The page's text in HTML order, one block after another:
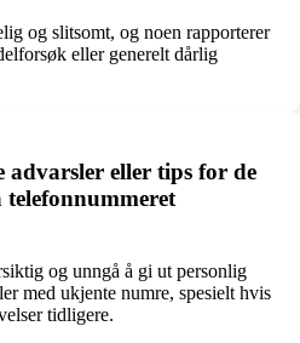
og slitsomt, og noen rapporterer
eller generelt dårlig
advarsler eller tips for de
og unngå å gi ut personlig
med ukjente numre, spesielt hvis
tidligere.